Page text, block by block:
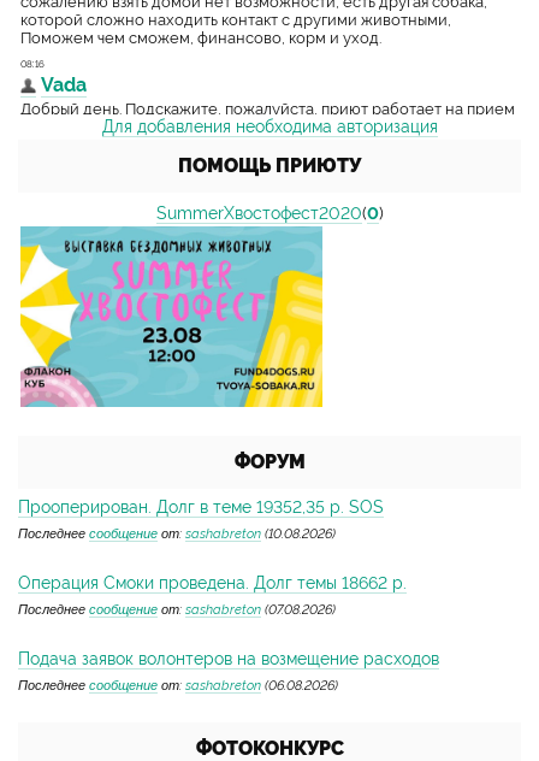
Для добавления необходима авторизация
ПОМОЩЬ ПРИЮТУ
SummerХвостофест2020(0)
ФОРУМ
Прооперирован. Долг в теме 19352,35 р. SOS
Последнее сообщение от: sashabreton (10.08.2026)
Операция Смоки проведена. Долг темы 18662 р.
Последнее сообщение от: sashabreton (07.08.2026)
Подача заявок волонтеров на возмещение расходов
Последнее сообщение от: sashabreton (06.08.2026)
ФОТОКОНКУРС